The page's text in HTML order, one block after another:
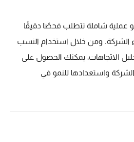
عملية شاملة تتطلب فحصًا دقيقًا
الشركة. ومن خلال استخدام النسب
الاتجاهات، يمكنك الحصول على
واستعدادها للنمو في